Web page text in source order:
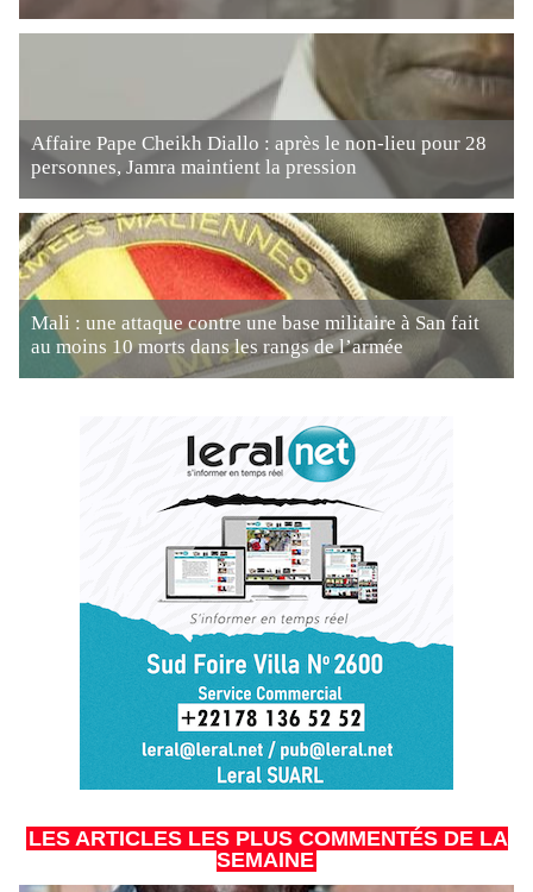
Affaire Pape Cheikh Diallo : après le non-lieu pour 28
personnes, Jamra maintient la pression
Mali : une attaque contre une base militaire à San fait
au moins 10 morts dans les rangs de l’armée
LES ARTICLES LES PLUS COMMENTÉS DE LA
SEMAINE